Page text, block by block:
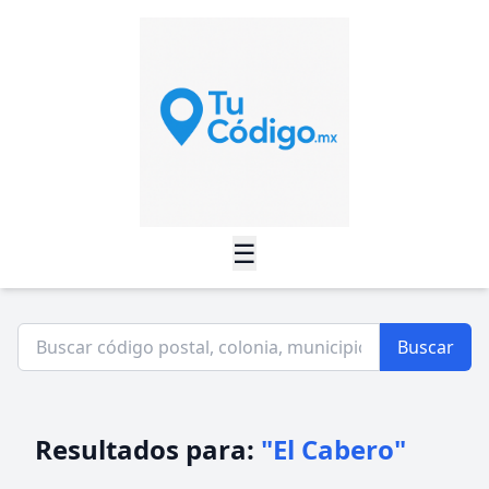
☰
Buscar
Resultados para: "El Cabero"